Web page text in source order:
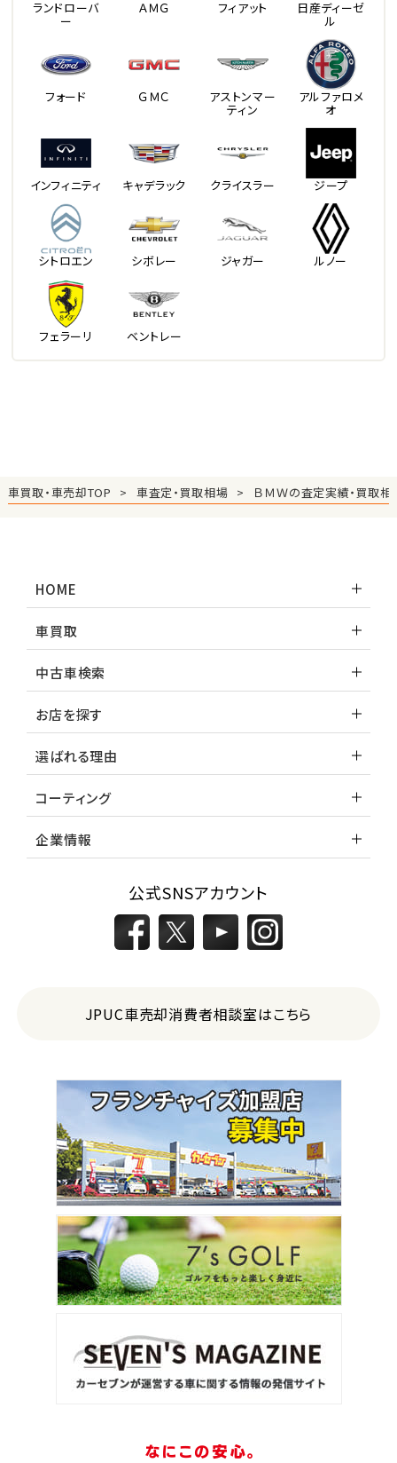
ランドローバ
ー
ＡＭＧ フィアット 日産ディーゼ
ル
フォード ＧＭＣ アストンマー
ティン
アルファロメ
オ
インフィニティ キャデラック クライスラー ジープ
シトロエン シボレー ジャガー ルノー
フェラーリ ベントレー
車買取・車売却TOP 車査定・買取相場 ＢＭＷの査定実績・買取相
HOME
車買取
中古車検索
お店を探す
選ばれる理由
コーティング
企業情報
公式SNSアカウント
JPUC車売却消費者相談室はこちら